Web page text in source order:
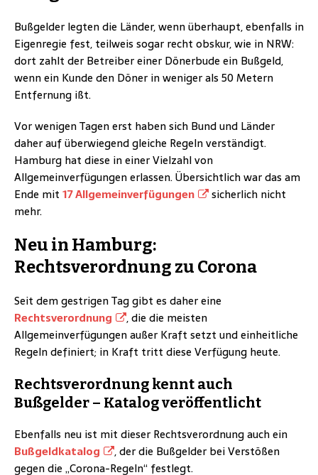
Bußgelder legten die Länder, wenn überhaupt, ebenfalls in
Eigenregie fest, teilweis sogar recht obskur, wie in NRW:
dort zahlt der Betreiber einer Dönerbude ein Bußgeld,
wenn ein Kunde den Döner in weniger als 50 Metern
Entfernung ißt.
Vor wenigen Tagen erst haben sich Bund und Länder
daher auf überwiegend gleiche Regeln verständigt.
Hamburg hat diese in einer Vielzahl von
Allgemeinverfügungen erlassen. Übersichtlich war das am
Ende mit 17 Allgemeinverfügungen
sicherlich nicht
mehr.
Neu in Hamburg:
Rechtsverordnung zu Corona
Seit dem gestrigen Tag gibt es daher eine
Rechtsverordnung
, die die meisten
Allgemeinverfügungen außer Kraft setzt und einheitliche
Regeln definiert; in Kraft tritt diese Verfügung heute.
Rechtsverordnung kennt auch
Bußgelder – Katalog veröffentlicht
Ebenfalls neu ist mit dieser Rechtsverordnung auch ein
Bußgeldkatalog
, der die Bußgelder bei Verstößen
gegen die „Corona-Regeln“ festlegt.